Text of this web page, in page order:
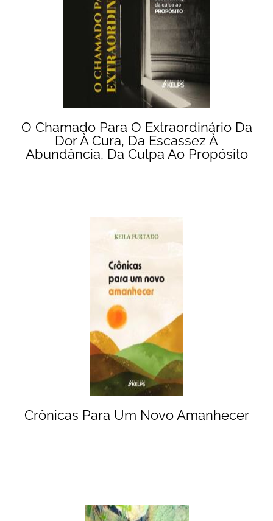
O Chamado Para O Extraordinário Da
Dor À Cura, Da Escassez À
Abundância, Da Culpa Ao Propósito
Crônicas Para Um Novo Amanhecer